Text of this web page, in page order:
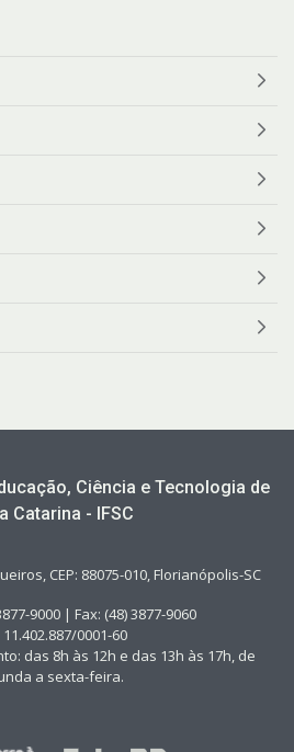
Ciência e Tecnologia de
Catarina - IFSC
CEP: 88075-010, Florianópolis-SC
9000 | Fax: (48) 3877-9060
11.402.887/0001-60
das 8h às 12h e das 13h às 17h, de
a sexta-feira.